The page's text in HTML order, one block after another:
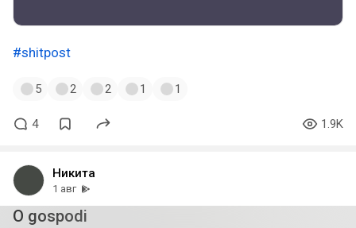
#shitpost
5 2 2 1 1
4 1.9K
Никита
1 авг
O gospodi